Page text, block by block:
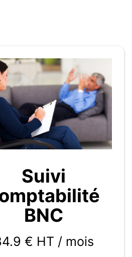
Suivi
BNC
€ HT / mois